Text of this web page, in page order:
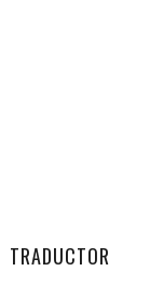
TRADUCTOR